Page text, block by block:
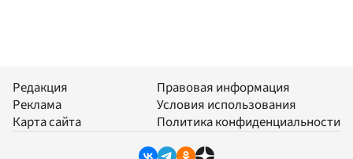
Редакция
Реклама
Карта сайта
Правовая информация
Условия использования
Политика конфиденциальности